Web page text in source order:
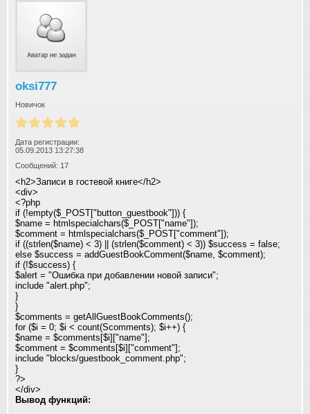
oksi777
Новичок
Дата регистрации:
05.09.2013 13:27:38
Сообщений: 17
<h2>Записи в гостевой книге</h2>
<div>
<?php
if (!empty($_POST["button_guestbook"])) {
$name = htmlspecialchars($_POST["name"]);
$comment = htmlspecialchars($_POST["comment"]);
if ((strlen($name) < 3) || (strlen($comment) < 3)) $success = false;
else $success = addGuestBookComment($name, $comment);
if (!$success) {
$alert = "Ошибка при добавлении новой записи";
include "alert.php";
}
}
$comments = getAllGuestBookComments();
for ($i = 0; $i < count(Scomments); $i++) {
$name = $comments[$i]["name"];
$comment = $comments[$i]["comment"];
include "blocks/guestbook_comment.php";
}
?>
</div>
Вывод функций: